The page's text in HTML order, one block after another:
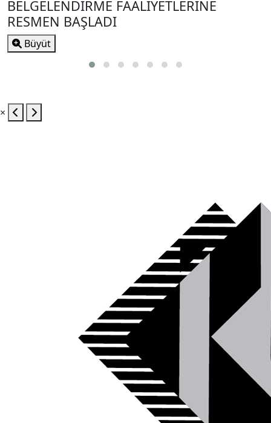
BELGELENDİRME FAALİYETLERİNE
RESMEN BAŞLADI
Büyüt
×